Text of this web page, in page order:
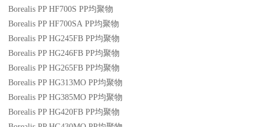
Borealis PP HF700S PP均聚物
Borealis PP HF700SA PP均聚物
Borealis PP HG245FB PP均聚物
Borealis PP HG246FB PP均聚物
Borealis PP HG265FB PP均聚物
Borealis PP HG313MO PP均聚物
Borealis PP HG385MO PP均聚物
Borealis PP HG420FB PP均聚物